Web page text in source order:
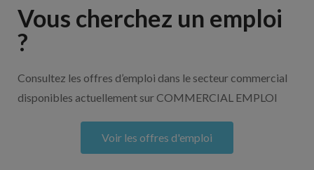
Vous cherchez un emploi
?
Consultez les offres d’emploi dans le secteur commercial
disponibles actuellement sur COMMERCIAL EMPLOI
Voir les offres d'emploi